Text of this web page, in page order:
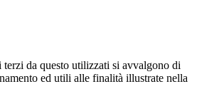
da questo utilizzati si avvalgono di
ed utili alle finalità illustrate nella